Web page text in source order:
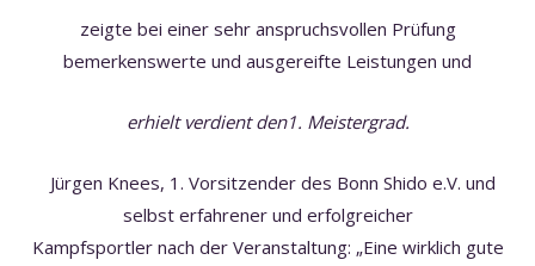
zeigte bei einer sehr anspruchsvollen Prüfung
bemerkenswerte und ausgereifte Leistungen und
erhielt verdient den1. Meistergrad.
Jürgen Knees, 1. Vorsitzender des Bonn Shido e.V. und
selbst erfahrener und erfolgreicher
Kampfsportler nach der Veranstaltung: „Eine wirklich gute